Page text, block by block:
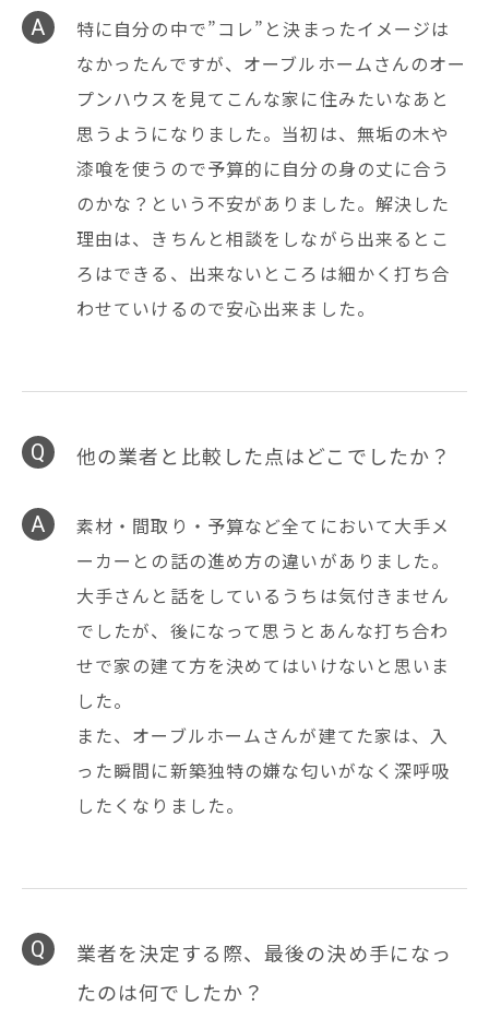
特に自分の中で”コレ”と決まったイメージは
なかったんですが、オーブルホームさんのオー
プンハウスを見てこんな家に住みたいなあと
思うようになりました。当初は、無垢の木や
漆喰を使うので予算的に自分の身の丈に合う
のかな？という不安がありました。解決した
理由は、きちんと相談をしながら出来るとこ
ろはできる、出来ないところは細かく打ち合
わせていけるので安心出来ました。
他の業者と比較した点はどこでしたか？
素材・間取り・予算など全てにおいて大手メ
ーカーとの話の進め方の違いがありました。
大手さんと話をしているうちは気付きません
でしたが、後になって思うとあんな打ち合わ
せで家の建て方を決めてはいけないと思いま
した。
また、オーブルホームさんが建てた家は、入
った瞬間に新築独特の嫌な匂いがなく深呼吸
したくなりました。
業者を決定する際、最後の決め手になっ
たのは何でしたか？